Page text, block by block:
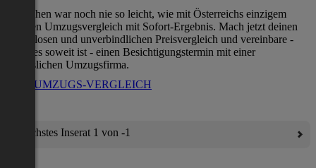
Umziehen war noch nie so leicht, wie mit Österreichs einzigem
direkten Umzugsvergleich mit Sofort-Ergebnis. Mach jetzt deinen
kostenlosen und unverbindlichen Preisvergleich und vereinbare -
wenn es soweit ist - einen Besichtigungstermin mit einer
verlässlichen Umzugsfirma.
ZUM UMZUGS-VERGLEICH
Nächstes Inserat 1 von -1